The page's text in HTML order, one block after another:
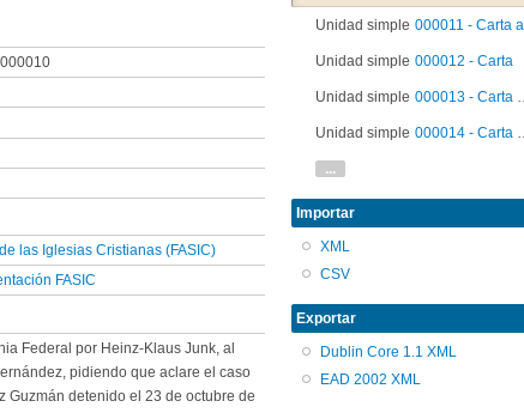
las Iglesias Cristianas (FASIC)
FASIC
Federal por Heinz-Klaus Junk, al
pidiendo que aclare el caso
Guzmán detenido el 23 de octubre de
Unidad simple 000011 - Carta a Fundación de Ayuda Social de las Iglesias Cristianas (FASIC)
Unidad simple 000012 - Carta
Unidad simple 000013 - Carta Sergio Fernandez
Unidad simple 000014 - Carta Sergio Fernández
...
Importar
XML
CSV
Exportar
Dublin Core 1.1 XML
EAD 2002 XML